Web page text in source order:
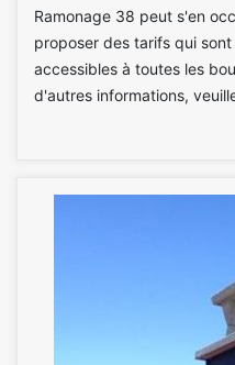
Ramonage 38 peut s'en
proposer des tarifs qui
accessibles à toutes les
d'autres informations,